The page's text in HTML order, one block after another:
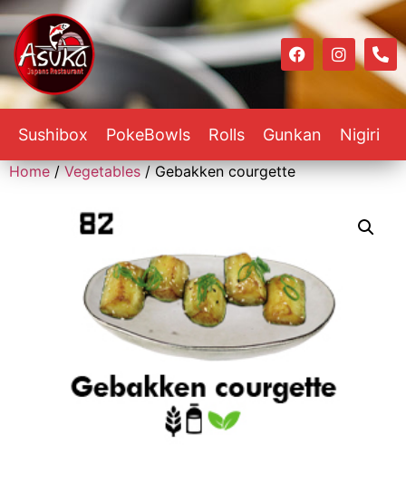
Sushibox PokeBowls Rolls Gunkan Nigiri
Home/Vegetables/ Gebakken courgette